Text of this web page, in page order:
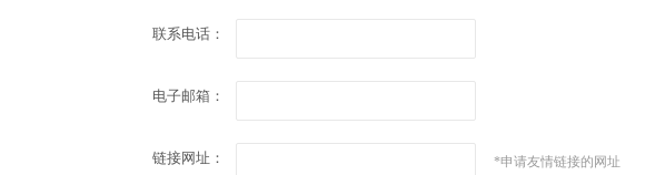
联系电话：
电子邮箱：
链接网址： *申请友情链接的网址